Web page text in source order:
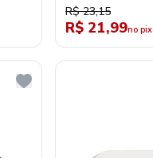
Tl010316
R$ 23,15
R$ 21,99no pix